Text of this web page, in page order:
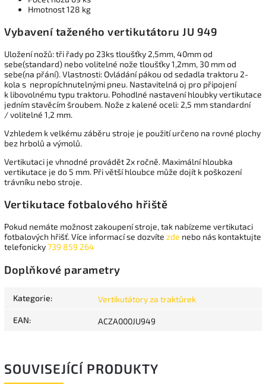
Hmotnost 128 kg
Vybavení taženého vertikutátoru JU 949
Uložení nožů: tři řady po 23ks tloušťky 2,5mm, 40mm od
sebe(standard) nebo volitelné nože tloušťky 1,2mm, 30 mm od
sebe(na přání). Vlastnosti: Ovládání pákou od sedadla traktoru 2-
kola s nepropíchnutelnými pneu. Nastavitelná oj pro připojení
k libovolnému typu traktoru. Pohodlné nastavení hloubky vertikutace
jedním stavěcím šroubem. Nože z kalené oceli: 2,5 mm standardní
/ volitelné 1,2 mm.
Vzhledem k velkému záběru stroje je použití určeno na rovné plochy
bez hrbolů a výmolů.
Vertikutaci je vhnodné provádět 2x ročně. Maximální hloubka
vertikutace je do 5 mm. Při větší hloubce může dojít k poškození
trávníku nebo stroje.
Vertikutace fotbalového hřiště
Pokud nemáte možnost zakoupení stroje, tak nabízeme vertikutaci
fotbalových hřišť. Více informací se dozvíte zde nebo nás kontaktujte
telefonicky739 859 264
Doplňkové parametry
Kategorie: Vertikutátory za traktůrek
EAN: ACZA000JU949
SOUVISEJÍCÍ PRODUKTY